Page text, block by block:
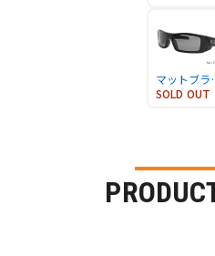
マットブ
SOLD OUT